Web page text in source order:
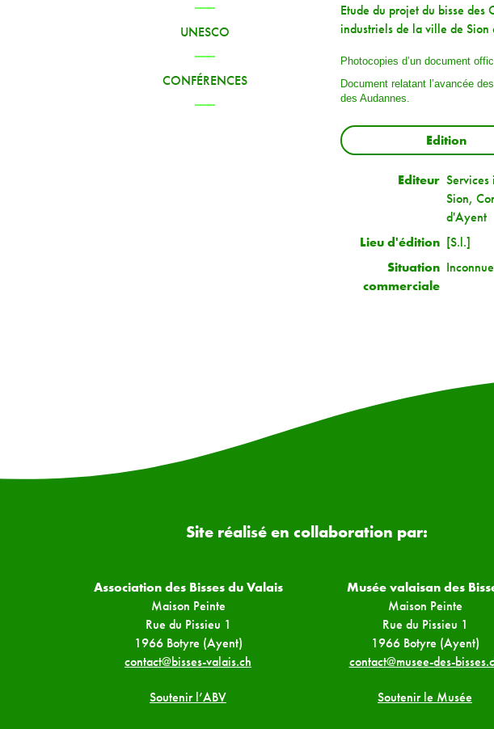
UNESCO
CONFÉRENCES
Etude du projet du bisse
industriels de la ville de Sion
Photocopies d’un document
Document relatant l’avancée
des Audannes.
Edition
Editeur
Sion,
d'Ayent
Lieu d'édition [S.l.]
Situation
commerciale
Inconnue
Site réalisé en collaboration par:
Association des Bisses du Valais
Maison Peinte
Rue du Pissieu 1
1966 Botyre (Ayent)
contact@bisses-valais.ch
Soutenir l’ABV
Musée valaisan des
Maison Peinte
Rue du Pissieu 1
1966 Botyre (Ayent)
contact@musee-des-
Soutenir le Musée